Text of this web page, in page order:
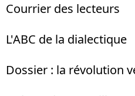
Courrier des lecteurs
L'ABC de la dialectique
Dossier : la révolution